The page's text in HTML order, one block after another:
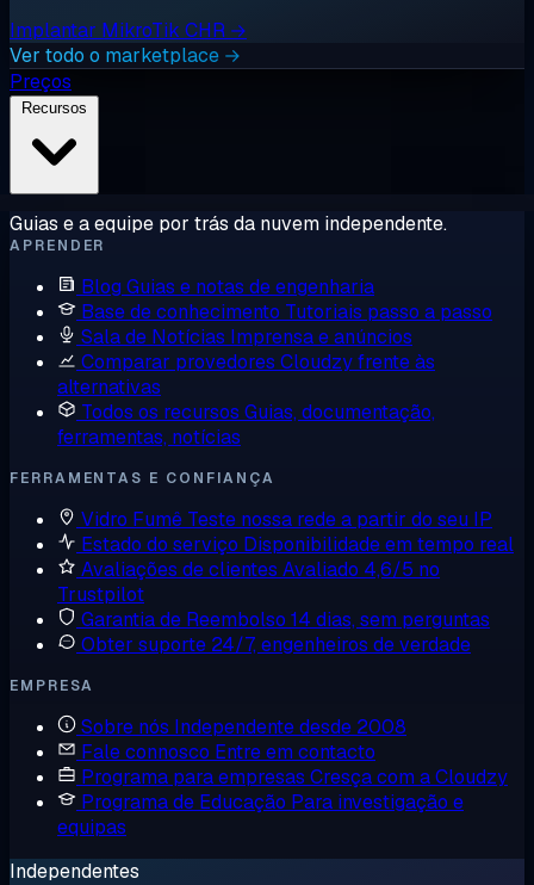
Implantar MikroTik CHR →
Ver todo o marketplace →
Preços
Guias e a equipe por trás da nuvem independente.
APRENDER
Blog Guias e notas de engenharia
Base de conhecimento Tutoriais passo a passo
Sala de Notícias Imprensa e anúncios
Comparar provedores Cloudzy frente às
alternativas
Todos os recursos Guias, documentação,
ferramentas, notícias
FERRAMENTAS E CONFIANÇA
Vidro Fumê Teste nossa rede a partir do seu IP
Estado do serviço Disponibilidade em tempo real
Avaliações de clientes Avaliado 4,6/5 no
Trustpilot
Garantia de Reembolso 14 dias, sem perguntas
Obter suporte 24/7, engenheiros de verdade
EMPRESA
Sobre nós Independente desde 2008
Fale connosco Entre em contacto
Programa para empresas Cresça com a Cloudzy
Programa de Educação Para investigação e
equipas
Independentes